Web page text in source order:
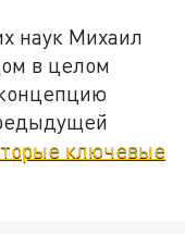
наук Михаил
в целом
ключевые